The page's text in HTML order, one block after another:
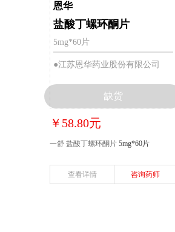
恩华
盐酸丁螺环酮片
5mg*60片
●江苏恩华药业股份有限公司
￥58.80元
一舒 盐酸丁螺环酮片 5mg*60片
缺货
查看详情 咨询药师